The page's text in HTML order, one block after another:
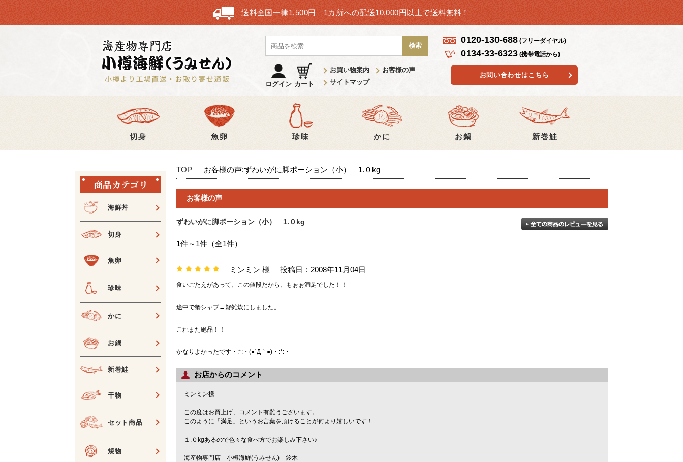
送料全国一律1,500円 1カ所への配送10,000円以上で送料無料！
ログイン カート
お買い物案内
お客様の声
サイトマップ
0120-130-688 (フリーダイヤル)
0134-33-6323 (携帯電話から)
お問い合わせはこちら
検索
切身 魚卵 珍味 かに お鍋 新巻鮭
TOP お客様の声:ずわいがに脚ポーション（小） 1.０kg
お客様の声
ずわいがに脚ポーション（小） 1.０kg
1件～1件（全1件）
ミンミン 様 投稿日：2008年11月04日
食いごたえがあって、この値段だから、もぉぉ満足でした！！
途中で蟹シャブ→蟹雑炊にしました。
これまた絶品！！
かなりよかったです・:*:・(●´Д｀●)・:*:・
お店からのコメント
ミンミン様
この度はお買上げ、コメント有難うございます。
このように「満足」というお言葉を頂けることが何より嬉しいです！
１.０kgあるので色々な食べ方でお楽しみ下さい♪
海産物専門店 小樽海鮮(うみせん) 鈴木
商品カテゴリ
海鮮丼
切身
魚卵
珍味
かに
お鍋
新巻鮭
干物
セット商品
焼物